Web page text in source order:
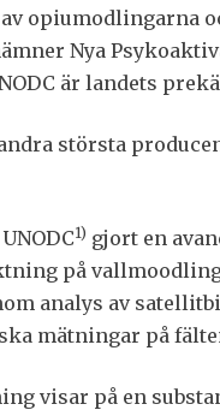
opiumodlingarna
Nya
är landets
största
1) gjort en
på
analys av
mätningar på
visar på en